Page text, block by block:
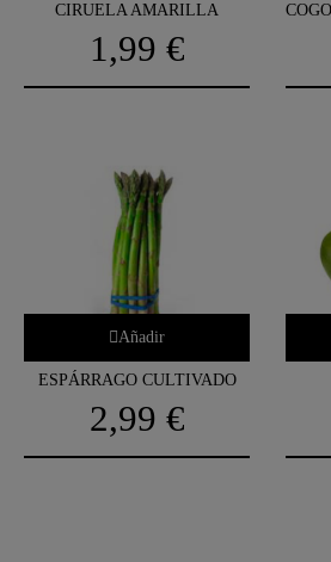
CIRUELA AMARILLA
1,99 €
Añadir
ESPÁRRAGO CULTIVADO
2,99 €